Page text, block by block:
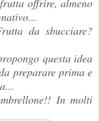
offrire, almeno
da sbucciare?
questa idea
preparare prima e
In molti